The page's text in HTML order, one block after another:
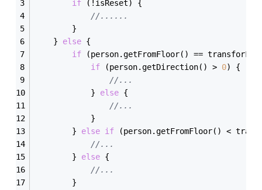
if (!isReset) {
//......
        }
    }
else {
if (person.getFromFloor() ==
if (person.getDirection() > 0) {
//...
            }
else {
//...
            }
        }
else if (person.getFromFloor()
<
//...
        }
else {
//...
        }